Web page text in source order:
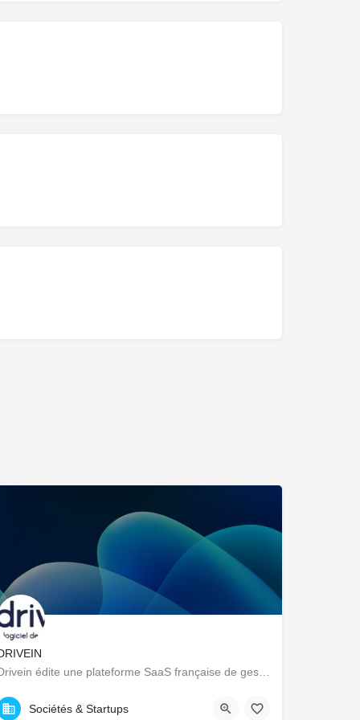
Drivein édite une plateforme SaaS française de gestion de flotte automobile : pilotage centralisé du parc…
23 Avenue Dauphine, Orléans, France
Sociétés & Startups